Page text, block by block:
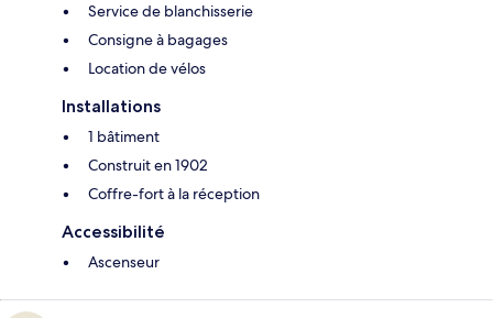
Service de blanchisserie
Consigne à bagages
Location de vélos
Installations
1 bâtiment
Construit en 1902
Coffre-fort à la réception
Accessibilité
Ascenseur